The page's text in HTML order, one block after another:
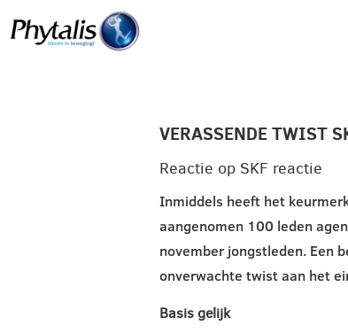
VERASSENDE TWIST
Reactie op SKF reactie
Inmiddels heeft het
aangenomen 100 leden
november jongstleden. Een
onverwachte twist aan het
Basis gelijk